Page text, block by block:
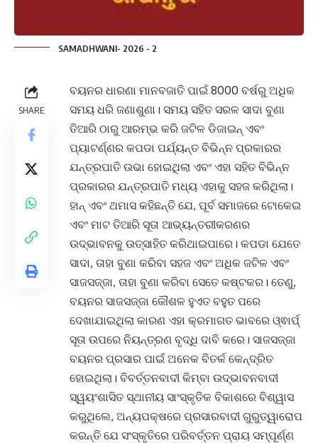
SAMADHWANI- 2026 - 2
SHARE
ବୟନର ଧାରଣା ମାନବଜାତି ପାଇଁ 8000 ବର୍ଷରୁ ଅଧିକ
ସମୟ ଧରି ଜଣାଶୁଣା। ସମୟ ସହିତ ସରଳ ସାଦା ବୁଣା
ତିଆରି ଠାରୁ ଆରମ୍ଭ କରି ଜଟିଳ ଡିଜାଇନ୍ ଏବଂ
ପ୍ୟାଟର୍ଣ୍ଣର କପଡା ପର୍ଯ୍ୟନ୍ତ ବିଭିନ୍ନ ପ୍ରକାରର
ଯନ୍ତ୍ରପାତି ଉଭା ହୋଇଥିଲା ଏବଂ ଏହା ସହିତ ବିଭିନ୍ନ
ପ୍ରକାରର ଯନ୍ତ୍ରପାତି ମଧ୍ୟ ଏହାକୁ ସହଜ କରିଥିଲା।
ହାନ୍ ଏବଂ ଥମାସ କହିଛନ୍ତି ଯେ, ପୂର୍ବ ସମାଜରେ ଟୋକେଇ
ଏବଂ ମାଟ ତିଆରି ସୂତା ଆଭ୍ୟନ୍ତରୀକରଣର
ଉଦ୍ଭାବନକୁ ଉତ୍ସାହିତ କରିଥାଇପାରେ। କପଡା ଯେତେ
ସାଦା, ତାହା ବୁଣା କରିବା ସହଜ ଏବଂ ଅଧିକ ଜଟିଳ ଏବଂ
ସାଜସଜ୍ଜା, ତାହା ବୁଣା କରିବା ସେତେ କଷ୍ଟକର। ତେଣୁ,
ବୟନର ସାଜସଜ୍ଜା କୌଶଳ ହୁଏତ ବହୁତ ପରେ
ଦେଖାଯାଇଥିଲା କାରଣ ଏହା କ୍ରମାଗତ ଭାବରେ ଓ୍ଵାର୍ପ୍
ସୂତା ଉପରେ ନିୟନ୍ତ୍ରଣ ବୃଦ୍ଧି ଦାବି କରେ। ସାଜସଜ୍ଜା
ବୟନର ପ୍ରସାର ପାଇଁ ଅନେକ ବିତର୍କ କେନ୍ଦ୍ରିତ
ହୋଇଥିଲା। ବିବର୍ତ୍ତନବାଦୀ କିମ୍ବା ଉଦ୍ଭାବନବାଦୀ
ସ୍ୱୟଂଶାସିତ ସ୍ଥାନୀୟ ସାଂସ୍କୃତିକ ବିକାଶରେ ବିଶ୍ୱାସ
କରୁଥିଲେ, ଅନ୍ୟପକ୍ଷରେ ପ୍ରସାରବାଦୀ ଗୁରୁତ୍ୱାରୋପ
କରନ୍ତି ଯେ ସଂସ୍କୃତିରେ ପରିବର୍ତ୍ତନ ପ୍ରାୟ ସମ୍ପୂର୍ଣ୍ଣ